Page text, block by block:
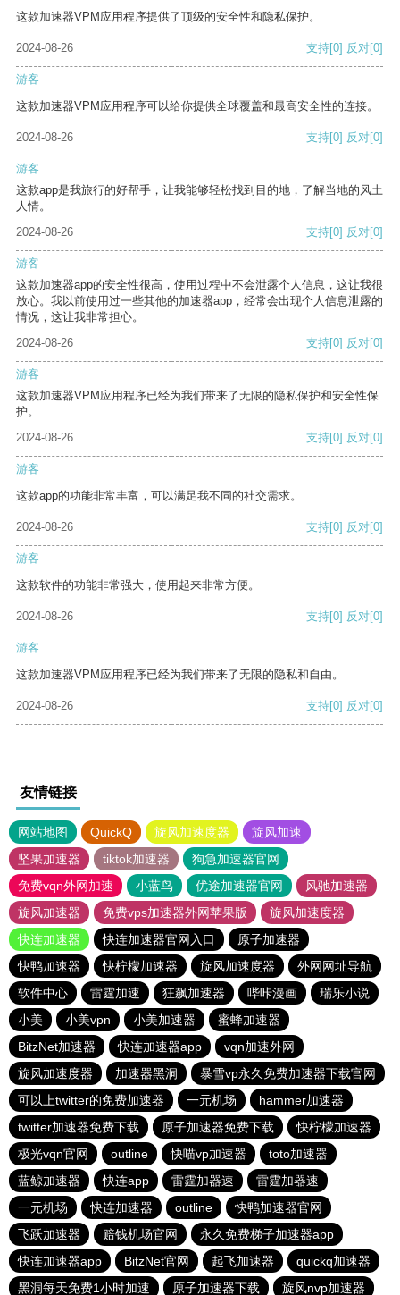
这款加速器VPM应用程序提供了顶级的安全性和隐私保护。
2024-08-26 支持[0] 反对[0]
游客
这款加速器VPM应用程序可以给你提供全球覆盖和最高安全性的连接。
2024-08-26 支持[0] 反对[0]
游客
这款app是我旅行的好帮手，让我能够轻松找到目的地，了解当地的风土
人情。
2024-08-26
支持[0] 反对[0]
游客
这款加速器app的安全性很高，使用过程中不会泄露个人信息，这让我很
放心。我以前使用过一些其他的加速器app，经常会出现个人信息泄露的
情况，这让我非常担心。
2024-08-26
支持[0] 反对[0]
游客
这款加速器VPM应用程序已经为我们带来了无限的隐私保护和安全性保
护。
2024-08-26
支持[0] 反对[0]
游客
这款app的功能非常丰富，可以满足我不同的社交需求。
2024-08-26 支持[0] 反对[0]
游客
这款软件的功能非常强大，使用起来非常方便。
2024-08-26 支持[0] 反对[0]
游客
这款加速器VPM应用程序已经为我们带来了无限的隐私和自由。
2024-08-26 支持[0] 反对[0]
友情链接
网站地图 QuickQ 旋风加速度器
旋风加速
坚果加速器
tiktok加速器
狗急加速器官网
免费vqn外网加速
小蓝鸟 优途加速器官网
风驰加速器
旋风加速器
免费vps加速器外网苹果版
旋风加速度器
快连加速器
快连加速器官网入口
原子加速器
快鸭加速器
快柠檬加速器 旋风加速度器
外网网址导航
软件中心
雷霆加速 狂飙加速器 哔咔漫画
瑞乐小说
小美
小美vpn 小美加速器
蜜蜂加速器
BitzNet加速器
快连加速器app
vqn加速外网
旋风加速度器
加速器黑洞
暴雪vp永久免费加速器下载官网
可以上twitter的免费加速器
一元机场
hammer加速器
twitter加速器免费下载
原子加速器免费下载
快柠檬加速器
极光vqn官网
outline 快喵vp加速器
toto加速器
蓝鲸加速器
快连app 雷霆加器速
雷霆加器速
一元机场
快连加速器 outline
快鸭加速器官网
飞跃加速器
赔钱机场官网
永久免费梯子加速器app
快连加速器app
BitzNet官网 起飞加速器
quickq加速器
黑洞每天免费1小时加速
原子加速器下载 旋风nvp加速器